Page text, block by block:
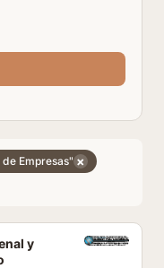
Empresas" ×
y